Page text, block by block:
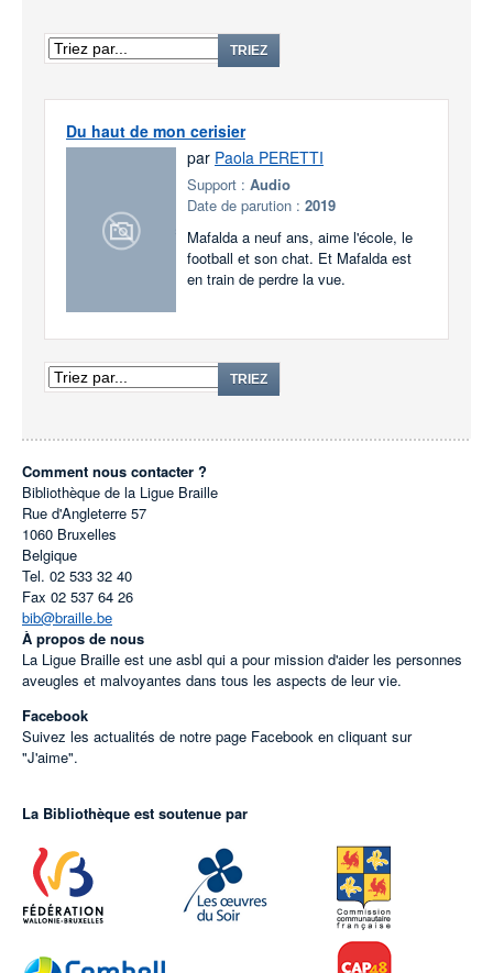
TRIEZ
Du haut de mon cerisier
par Paola PERETTI
Support : Audio
Date de parution : 2019
Mafalda a neuf ans, aime l'école, le
football et son chat. Et Mafalda est
en train de perdre la vue.
TRIEZ
Comment nous contacter ?
Bibliothèque de la Ligue Braille
Rue d'Angleterre 57
1060 Bruxelles
Belgique
Tel. 02 533 32 40
Fax 02 537 64 26
bib@braille.be
À propos de nous
La Ligue Braille est une asbl qui a pour mission d'aider les personnes
aveugles et malvoyantes dans tous les aspects de leur vie.
Facebook
Suivez les actualités de notre page Facebook en cliquant sur
"J'aime".
La Bibliothèque est soutenue par